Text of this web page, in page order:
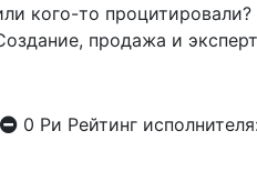
кого-то процитировали?
продажа и
0 Ри Рейтинг